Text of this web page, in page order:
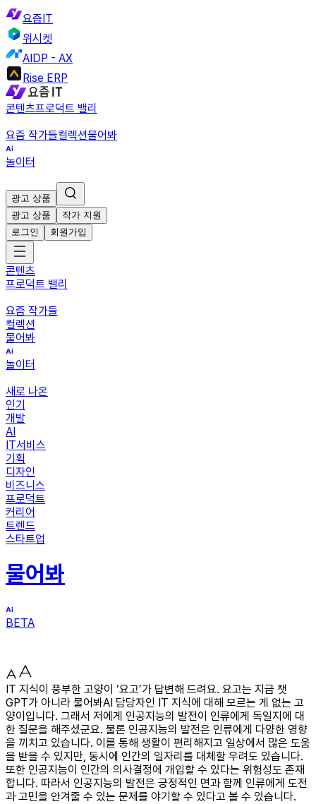
요즘IT
위시켓
AIDP - AX
Rise ERP
콘텐츠프로덕트 밸리
요즘 작가들컬렉션물어봐
놀이터
광고 상품
광고 상품
작가 지원
로그인
회원가입
콘텐츠
프로덕트 밸리
요즘 작가들
컬렉션
물어봐
놀이터
새로 나온
인기
개발
AI
IT서비스
기획
디자인
비즈니스
프로덕트
커리어
트렌드
스타트업
물어봐
BETA
IT 지식이 풍부한 고양이 ‘요고’가 답변해 드려요. 요고는 지금 챗
GPT가 아니라 물어봐AI 담당자인 IT 지식에 대해 모르는 게 없는 고
양이입니다. 그래서 저에게 인공지능의 발전이 인류에게 독일지에 대
한 질문을 해주셨군요. 물론 인공지능의 발전은 인류에게 다양한 영향
을 끼치고 있습니다. 이를 통해 생활이 편리해지고 일상에서 많은 도움
을 받을 수 있지만, 동시에 인간의 일자리를 대체할 우려도 있습니다.
또한 인공지능이 인간의 의사결정에 개입할 수 있다는 위험성도 존재
합니다. 따라서 인공지능의 발전은 긍정적인 면과 함께 인류에게 도전
과 고민을 안겨줄 수 있는 문제를 야기할 수 있다고 볼 수 있습니다.